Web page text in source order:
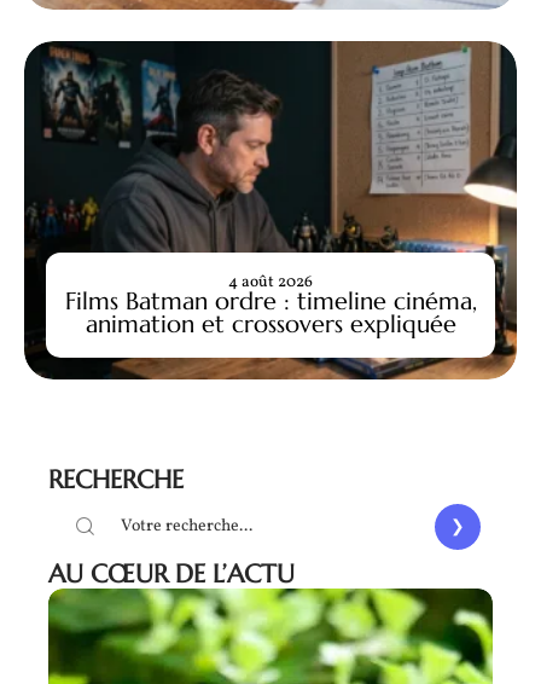
Films Batman ordre : timeline cinéma,
animation et crossovers expliquée
4 août 2026
RECHERCHE
AU CŒUR DE L’ACTU